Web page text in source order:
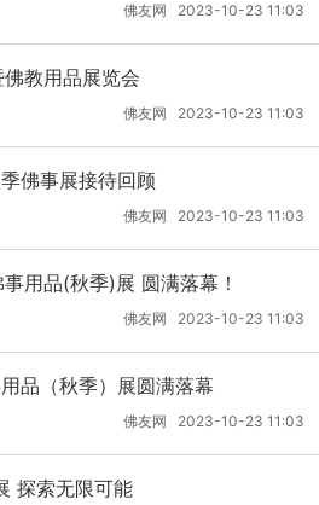
佛友网 2023-10-23 11:03
教用品展览会
佛友网 2023-10-23 11:03
佛事展接待回顾
佛友网 2023-10-23 11:03
用品(秋季)展 圆满落幕！
佛友网 2023-10-23 11:03
品（秋季）展圆满落幕
佛友网 2023-10-23 11:03
探索无限可能